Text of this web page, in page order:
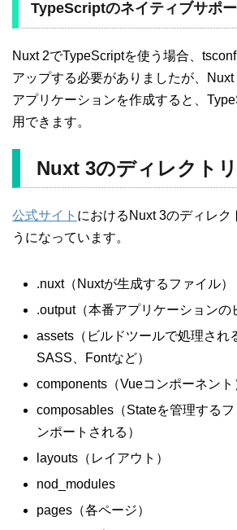
TypeScriptのネイティブサポ
Nuxt 2でTypeScriptを使う場合、
アップする必要がありましたが、
アプリケーションを作成すると、
用できます。
Nuxt 3のディレクト
公式サイト におけるNuxt 3のディレク
うになっています。
.nuxt（Nuxtが生成するファイル）
.output（本番アプリケーションの
assets（ビルドツールで処理され
SASS、Fontなど）
components（Vueコンポーネント
composables（Stateを管理する
ンポートされる）
layouts（レイアウト）
nod_modules
pages（各ページ）